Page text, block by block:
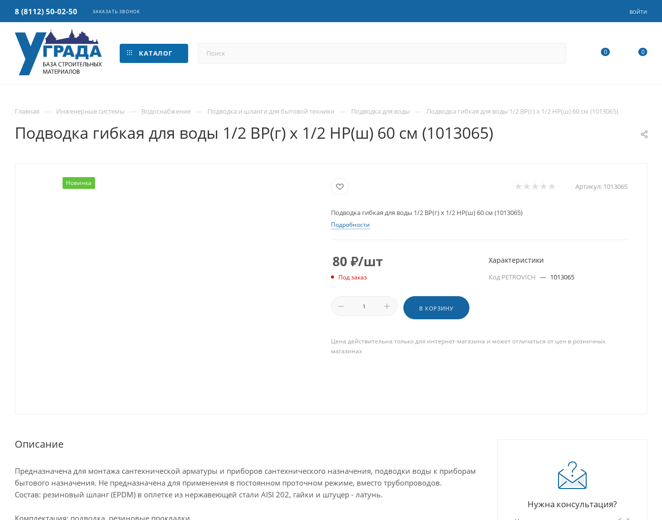
8 (8112) 50-02-50 ЗАКАЗАТЬ ЗВОНОК ВОЙТИ
КАТАЛОГ 0 0
Главная — Инженерные системы — Водоснабжение — Подводка и шланги для бытовой техники — Подводка для воды — Подводка гибкая для воды 1/2 ВР(г) х 1/2 НР(ш) 60 см (1013065)
Подводка гибкая для воды 1/2 ВР(г) х 1/2 НР(ш) 60 см (1013065)
Новинка Артикул: 1013065
Подводка гибкая для воды 1/2 ВР(г) х 1/2 НР(ш) 60 см (1013065)
Подробности
80 ₽/шт
Под заказ
В КОРЗИНУ
Характеристики
Код PETROVICH — 1013065
Цена действительна только для интернет-магазина и может отличаться от цен в розничных
магазинах
Описание
Предназначена для монтажа сантехнической арматуры и приборов сантехнического назначения, подводки воды к приборам
бытового назначения. Не предназначена для применения в постоянном проточном режиме, вместо трубопроводов.
Состав: резиновый шланг (EPDM) в оплетке из нержавеющей стали AISI 202, гайки и штуцер - латунь.
Комплектация: подводка, резиновые прокладки.
Нужна консультация?